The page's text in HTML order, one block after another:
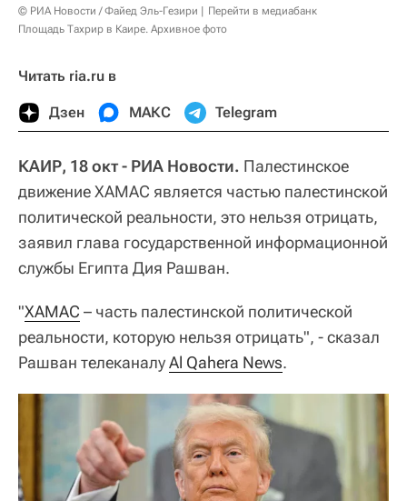
© РИА Новости / Файед Эль-Гезири
Перейти в медиабанк
Площадь Тахрир в Каире. Архивное фото
Читать ria.ru в
Дзен МАКС Telegram
КАИР, 18 окт - РИА Новости. Палестинское
движение ХАМАС является частью палестинской
политической реальности, это нельзя отрицать,
заявил глава государственной информационной
службы Египта Дия Рашван.
"ХАМАС – часть палестинской политической
реальности, которую нельзя отрицать", - сказал
Рашван телеканалуAl Qahera News.